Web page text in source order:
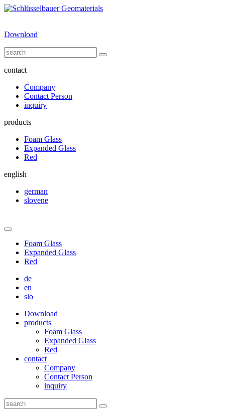
Download
contact
Company
Contact Person
inquiry
products
Foam Glass
Expanded Glass
Red
english
german
slovene
Foam Glass
Expanded Glass
Red
de
en
slo
Download
products
Foam Glass
Expanded Glass
Red
contact
Company
Contact Person
inquiry